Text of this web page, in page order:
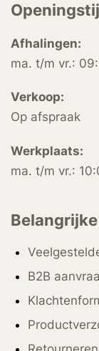
Afhalingen:
ma. t/m vr.:
Verkoop:
Op afspraak
Werkplaats:
ma. t/m vr.:
B2B